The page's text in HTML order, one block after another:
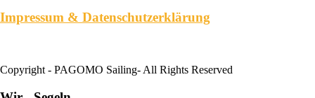
Impressum & Datenschutzerklärung
Copyright - PAGOMO Sailing- All Rights Reserved